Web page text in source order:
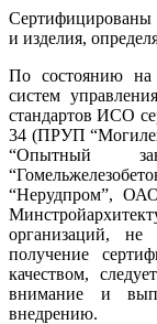
Сертифицированы
и изделия,
По состоянию на
систем
стандартов ИСО
34 (ПРУП
“Опытный
“Нерудпром”,
организаций, не
получение
качеством,
внимание и
внедрению.